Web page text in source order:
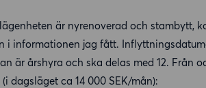
är nyrenoverad och stambytt,
i informationen jag fått.
är årshyra och ska delas med 12. Från
dagsläget ca 14 000 SEK/mån):